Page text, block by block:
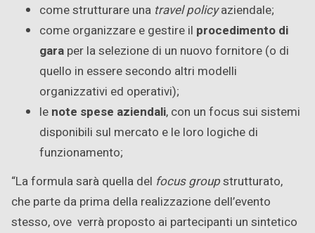
come strutturare una travel policyaziendale;
come organizzare e gestire il procedimento di
gara per la selezione di un nuovo fornitore (o di
quello in essere secondo altri modelli
organizzativi ed operativi);
le note spese aziendali, con un focus sui sistemi
disponibili sul mercato e le loro logiche di
funzionamento;
“La formula sarà quella del focus groupstrutturato,
che parte da prima della realizzazione dell’evento
stesso, ove verrà proposto ai partecipanti un sintetico